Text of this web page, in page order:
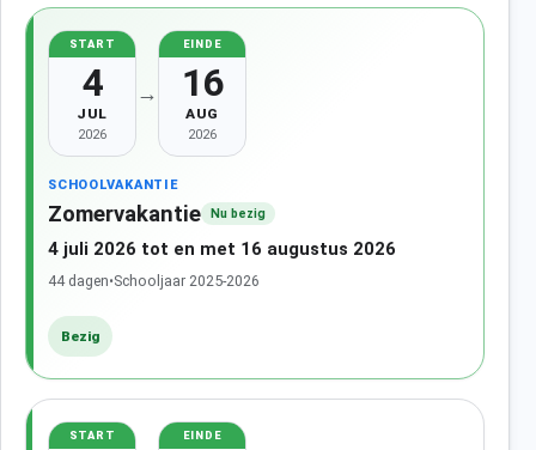
START
4
JUL
2026
→
EINDE
16
AUG
2026
SCHOOLVAKANTIE
Zomervakantie Nu bezig
4 juli 2026 tot en met 16 augustus 2026
44 dagen•Schooljaar 2025-2026
Bezig
START EINDE